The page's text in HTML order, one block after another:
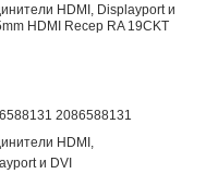
HDMI, Displayport и
HDMI Recep RA 19CKT
2086588131
HDMI,
и DVI